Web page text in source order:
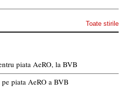
Toate stirile
piata AeRO, la BVB
piata AeRO a BVB